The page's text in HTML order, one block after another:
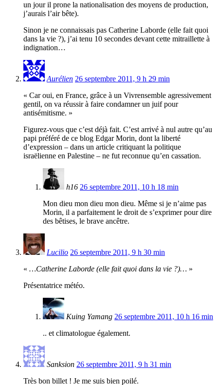
un jour il prone la nationalisation des moyens de production,
j’aurais l’air bête).
Sinon je ne connaissais pas Catherine Laborde (elle fait quoi
dans la vie ?), j’ai tenu 10 secondes devant cette mitraillette à
indignation…
Aurélien 26 septembre 2011, 9 h 29 min
« Car oui, en France, grâce à un Vivrensemble agressivement
gentil, on va réussir à faire condamner un juif pour
antisémitisme. »
Figurez-vous que c’est déjà fait. C’est arrivé à nul autre qu’au
papi préféré de ce blog Edgar Morin, dont la liberté
d’expression – dans un article critiquant la politique
israëlienne en Palestine – ne fut reconnue qu’en cassation.
h16 26 septembre 2011, 10 h 18 min
Mon dieu mon dieu mon dieu. Même si je n’aime pas
Morin, il a parfaitement le droit de s’exprimer pour dire
des bêtises, le brave ancêtre.
Lucilio 26 septembre 2011, 9 h 30 min
« …Catherine Laborde (elle fait quoi dans la vie ?)… »
Présentatrice météo.
Kuing Yamang 26 septembre 2011, 10 h 16 min
.. et climatologue également.
Sanksion 26 septembre 2011, 9 h 31 min
Très bon billet ! Je me suis bien poilé.